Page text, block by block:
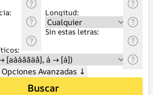
Longitud:
Sin estas letras:
Opciones Avanzadas ↓
Buscar